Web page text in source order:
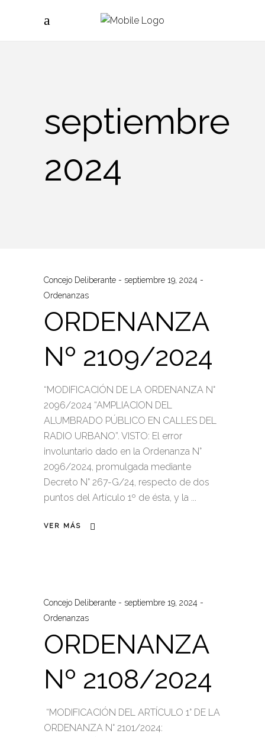
septiembre
2024
Concejo Deliberante
septiembre 19, 2024
Ordenanzas
ORDENANZA
Nº 2109/2024
“MODIFICACIÓN DE LA ORDENANZA N°
2096/2024 “AMPLIACION DEL
ALUMBRADO PÚBLICO EN CALLES DEL
RADIO URBANO”. VISTO: El error
involuntario dado en la Ordenanza N°
2096/2024, promulgada mediante
Decreto N° 267-G/24, respecto de dos
puntos del Artículo 1º de ésta, y la
VER MÁS
Concejo Deliberante
septiembre 19, 2024
Ordenanzas
ORDENANZA
Nº 2108/2024
“MODIFICACIÓN DEL ARTÍCULO 1° DE LA
ORDENANZA N° 2101/2024: